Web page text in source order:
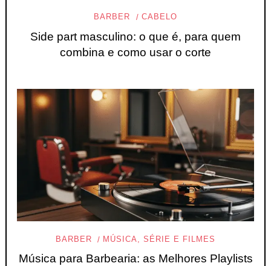
BARBER CABELO
Side part masculino: o que é, para quem
combina e como usar o corte
BARBER MÚSICA, SÉRIE E FILMES
Música para Barbearia: as Melhores Playlists